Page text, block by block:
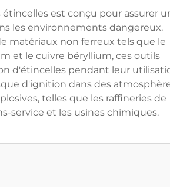
est conçu pour assurer
les environnements dangereux.
matériaux non ferreux tels que le
et le cuivre béryllium, ces outils
d'étincelles pendant leur
d'ignition dans des
telles que les raffineries de
service et les usines chimiques.